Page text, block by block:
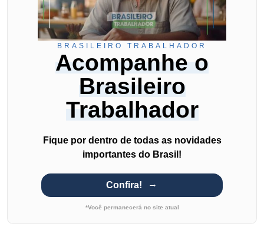
BRASILEIRO TRABALHADOR
Acompanhe o
Brasileiro
Trabalhador
Fique por dentro de todas as novidades
importantes do Brasil!
Confira!
*Você permanecerá no site atual